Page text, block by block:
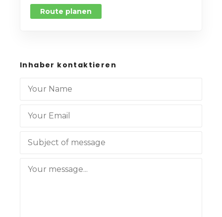
Route planen
Inhaber kontaktieren